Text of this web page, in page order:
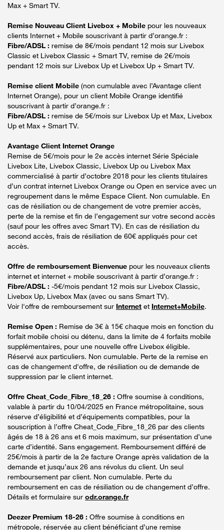
Max + Smart TV.
Remise Nouveau Client Livebox + Mobile pour les nouveaux
clients Internet + Mobile souscrivant à partir d’orange.fr :
Fibre/ADSL : remise de 8€/mois pendant 12 mois sur Livebox
Classic et Livebox Classic + Smart TV, remise de 2€/mois
pendant 12 mois sur Livebox Up et Livebox Up + Smart TV.
Remise client Mobile (non cumulable avec l’Avantage client
Internet Orange), pour un client Mobile Orange identifié
souscrivant à partir d’orange.fr :
Fibre/ADSL : remise de 5€/mois sur Livebox Up et Max, Livebox
Up et Max + Smart TV.
Avantage Client Internet Orange
Remise de 5€/mois pour le 2e accès internet Série Spéciale
Livebox Lite, Livebox Classic, Livebox Up ou Livebox Max
commercialisé à partir d’octobre 2018 pour les clients titulaires
d’un contrat internet Livebox Orange ou Open en service avec un
regroupement dans le même Espace Client. Non cumulable. En
cas de résiliation ou de changement de votre premier accès,
perte de la remise et fin de l’engagement sur votre second accès
(sauf pour les offres avec Smart TV). En cas de résiliation du
second accès, frais de résiliation de 60€ appliqués pour cet
accès.
Offre de remboursement Bienvenue pour les nouveaux clients
internet et internet + mobile souscrivant à partir d’orange.fr :
Fibre/ADSL : -5€/mois pendant 12 mois sur Livebox Classic,
Livebox Up, Livebox Max (avec ou sans Smart TV).
Voir l'offre de remboursement sur Internet et Internet+Mobile.
Remise Open : Remise de 3€ à 15€ chaque mois en fonction du
forfait mobile choisi ou détenu, dans la limite de 4 forfaits mobile
supplémentaires, pour une nouvelle offre Livebox éligible.
Réservé aux particuliers. Non cumulable. Perte de la remise en
cas de changement d'offre, de résiliation ou de demande de
suppression par le client internet.
Offre Cheat_Code_Fibre_18_26 : Offre soumise à conditions,
valable à partir du 10/04/2025 en France métropolitaine, sous
réserve d’éligibilité et d’équipements compatibles, pour la
souscription à l’offre Cheat_Code_Fibre_18_26 par des clients
âgés de 18 à 26 ans et 6 mois maximum, sur présentation d’une
carte d’identité. Sans engagement. Remboursement différé de
25€/mois à partir de la 2e facture Orange après validation de la
demande et jusqu’aux 26 ans révolus du client. Un seul
remboursement par client. Non cumulable. Perte du
remboursement en cas de résiliation ou de changement d’offre.
Détails et formulaire sur odr.orange.fr
Deezer Premium 18-26 : Offre soumise à conditions en
métropole, réservée au client bénéficiant d’une remise